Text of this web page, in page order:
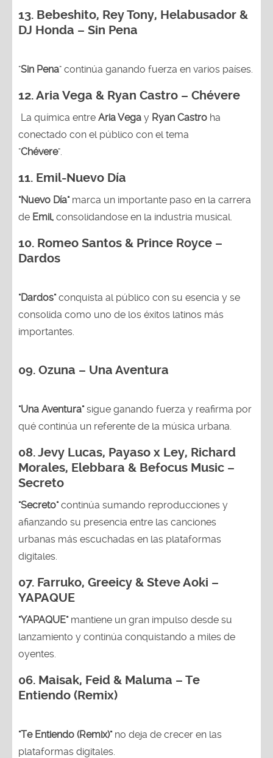
13. Bebeshito, Rey Tony, Helabusador &
DJ Honda – Sin Pena
"Sin Pena" continúa ganando fuerza en varios países.
12. Aria Vega & Ryan Castro – Chévere
La química entre Aria Vega y Ryan Castro ha
conectado con el público con el tema
"Chévere".
11. Emil-Nuevo Día
"Nuevo Día"marca un importante paso en la carrera
de Emil, consolidandose en la industria musical.
10. Romeo Santos & Prince Royce –
Dardos
"Dardos"conquista al público con su esencia y se
consolida como uno de los éxitos latinos más
importantes.
09. Ozuna – Una Aventura
"Una Aventura"sigue ganando fuerza y reafirma por
qué continúa un referente de la música urbana.
08. Jevy Lucas, Payaso x Ley, Richard
Morales, Elebbara & Befocus Music –
Secreto
"Secreto"continúa sumando reproducciones y
afianzando su presencia entre las canciones
urbanas más escuchadas en las plataformas
digitales.
07. Farruko, Greeicy & Steve Aoki –
YAPAQUE
"YAPAQUE"mantiene un gran impulso desde su
lanzamiento y continúa conquistando a miles de
oyentes.
06. Maisak, Feid & Maluma – Te
Entiendo (Remix)
"Te Entiendo (Remix)"no deja de crecer en las
plataformas digitales.